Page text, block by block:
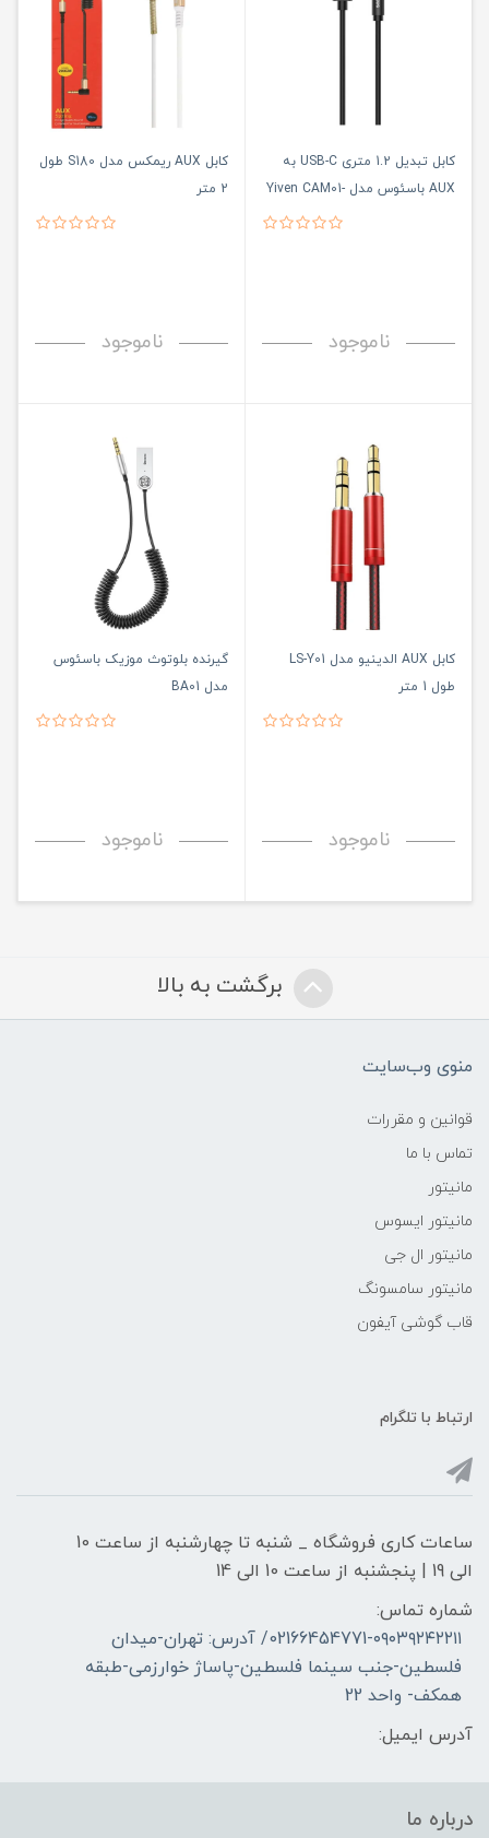
کابل تبدیل 1.2 متری USB-C به
AUX باسئوس مدل Yiven CAM01-
ناموجود
کابل AUX ریمکس مدل S180 طول
2 متر
ناموجود
کابل AUX الدینیو مدل LS-Y01
طول 1 متر
ناموجود
گیرنده بلوتوث موزیک باسئوس
مدل BA01
ناموجود
برگشت به بالا
منوی وب‌سایت
قوانین و مقررات
تماس با ما
مانیتور
مانیتور ایسوس
مانیتور ال جی
مانیتور سامسونگ
قاب گوشی آیفون
ارتباط با تلگرام
ساعات کاری فروشگاه _ شنبه تا چهارشنبه از ساعت 10
الی 19 | پنجشنبه از ساعت 10 الی 14
شماره تماس:
02166454771-۰۹۰۳۹۲۴۲۲۱۱/ آدرس: تهران-میدان
فلسطین-جنب سینما فلسطین-پاساژ خوارزمی-طبقه
همکف- واحد 22
آدرس ایمیل:
درباره ما